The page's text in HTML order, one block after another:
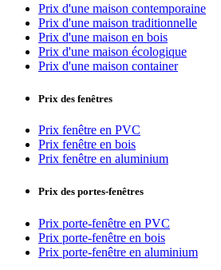
Prix d'une maison contemporaine
Prix d'une maison traditionnelle
Prix d'une maison en bois
Prix d'une maison écologique
Prix d'une maison container
Prix des fenêtres
Prix fenêtre en PVC
Prix fenêtre en bois
Prix fenêtre en aluminium
Prix des portes-fenêtres
Prix porte-fenêtre en PVC
Prix porte-fenêtre en bois
Prix porte-fenêtre en aluminium